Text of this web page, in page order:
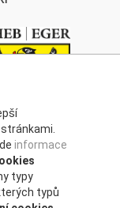
informace
typy
typů